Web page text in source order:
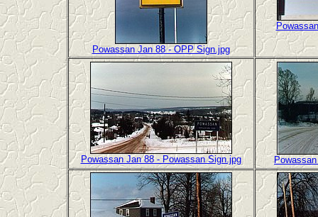
Powassan Jan 88 - OPP Sign.jpg
Powassan Jan 88 - Powassan Sign.jpg